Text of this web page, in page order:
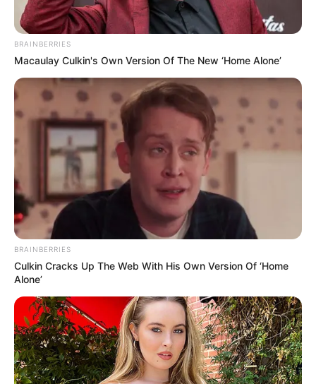
Viotá estrena Centro
Regional de Atención a
Víctimas para beneficiar a
CARGAR MÁS
TEMAS DESTACADOS
EMERGENCIAS POR LLUVIAS
FUERTES LLUVIAS
VIA AL LLANO
LIGA BETPLAY
CORTES DE LUZ
CORTES DE AGUA
FENÓMENO DEL NIÑO
BRAINBERRIES
Macaulay Culkin's Own Version Of The New ‘Home Alone’
BRAINBERRIES
Culkin Cracks Up The Web With His Own Version Of ‘Home
Alone’